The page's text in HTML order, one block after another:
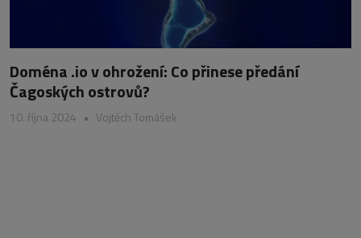
Doména .io v ohrožení: Co přinese předání
Čagoských ostrovů?
10. října 2024 • Vojtěch Tomášek